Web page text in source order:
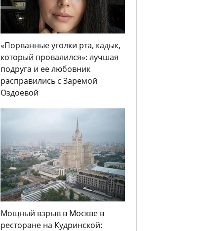
«Порванные уголки рта, кадык,
который провалился»: лучшая
подруга и ее любовник
расправились с Заремой
Оздоевой
Мощный взрыв в Москве в
ресторане на Кудринской: